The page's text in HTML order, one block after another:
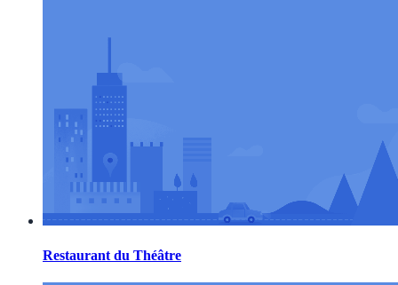
Restaurant du Théâtre